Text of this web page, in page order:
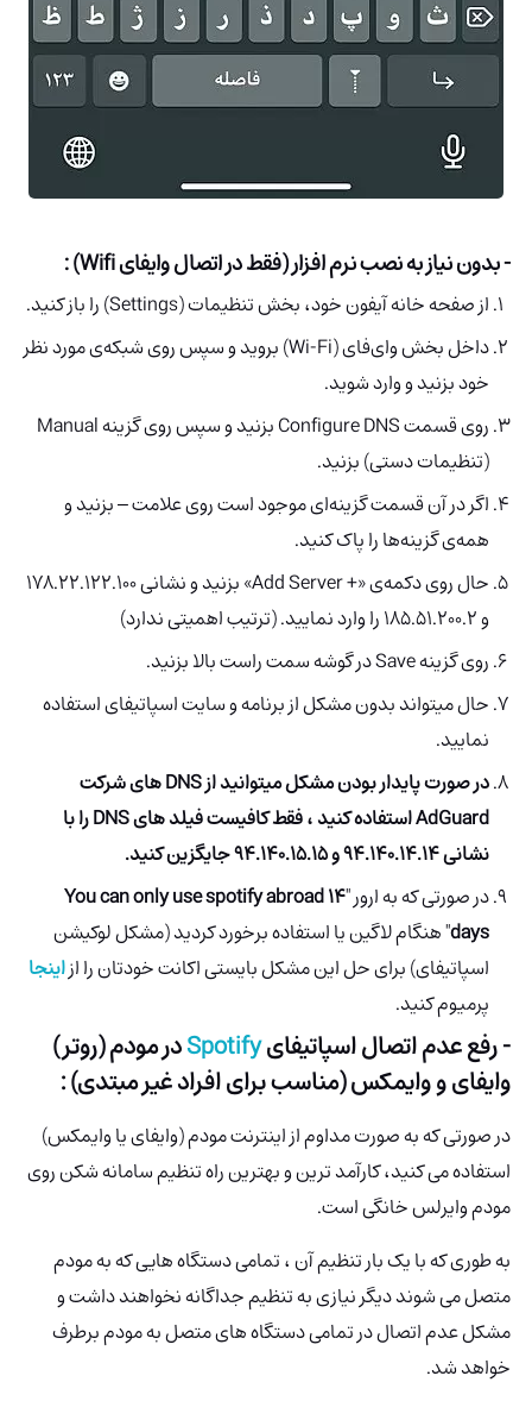
- بدون نیاز به نصب نرم افزار (فقط در اتصال وایفای Wifi) :
از صفحه خانه آیفون خود، بخش تنظیمات (Settings) را باز کنید.
داخل بخش وای‌فای (Wi-Fi) بروید و سپس روی شبکه‌ی مورد نظر
خود بزنید و وارد شوید.
روی قسمت Configure DNS بزنید و سپس روی گزینه Manual
(تنظیمات دستی) بزنید.
اگر در آن قسمت گزینه‌ای موجود است روی علامت – بزنید و
همه‌ی گزینه‌ها را پاک کنید.
حال روی دکمه‌ی «+ Add Server» بزنید و نشانی 178.22.122.100
و 185.51.200.2 را وارد نمایید. (ترتیب اهمیتی ندارد)
روی گزینه Save در گوشه سمت راست بالا بزنید.
حال میتواند بدون مشکل از برنامه و سایت اسپاتیفای استفاده
نمایید.
در صورت پایدار بودن مشکل میتوانید از DNS های شرکت
AdGuard استفاده کنید ، فقط کافیست فیلد های DNS را با
نشانی 94.140.14.14 و 94.140.15.15 جایگزین کنید.
در صورتی که به ارور "You can only use spotify abroad 14
days" هنگام لاگین یا استفاده برخورد کردید (مشکل لوکیشن
اسپاتیفای) برای حل این مشکل بایستی اکانت خودتان را ازاینجا
پرمیوم کنید.
- رفع عدم اتصال اسپاتیفایSpotifyدر مودم (روتر)
وایفای و وایمکس (مناسب برای افراد غیر مبتدی) :
در صورتی که به صورت مداوم از اینترنت مودم (وایفای یا وایمکس)
استفاده می کنید، کارآمد ترین و بهترین راه تنظیم سامانه شکن روی
مودم وایرلس خانگی است.
به طوری که با یک بار تنظیم آن ، تمامی دستگاه هایی که به مودم
متصل می شوند دیگر نیازی به تنظیم جداگانه نخواهند داشت و
مشکل عدم اتصال در تمامی دستگاه های متصل به مودم برطرف
خواهد شد.